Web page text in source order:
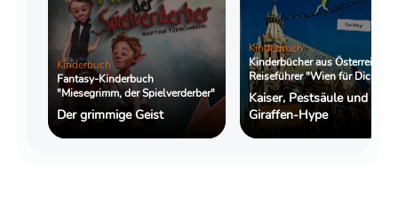
Kinderbuch
Fantasy-Kinderbuch
"Miesegrimm, der Spielverderber"
Der grimmige Geist
Kinderbuch
Kinderbücher aus Österreich:
Reiseführer "Wien für Dich"
Kaiser, Pestsäule und
Giraffen-Hype